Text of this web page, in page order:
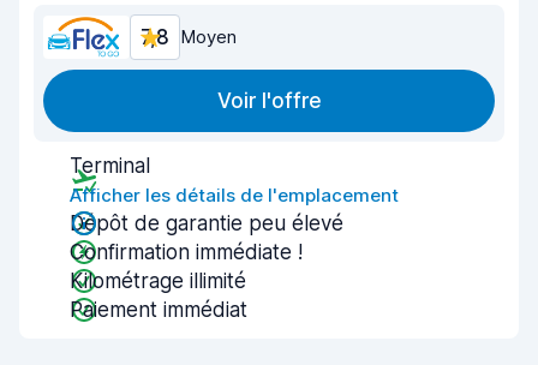
7,8 Moyen
Voir l'offre
Terminal
Afficher les détails de l'emplacement
Dépôt de garantie peu élevé
Confirmation immédiate !
Kilométrage illimité
Paiement immédiat